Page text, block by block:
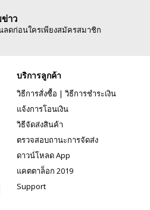
าว
ดก่อนใครเพียงสมัครสมาชิก
บริการลูกค้า
วิธีการสั่งซื้อ | วิธีการชำระเงิน
แจ้งการโอนเงิน
วิธีจัดส่งสินค้า
ตรวจสอบถานะการจัดส่ง
ดาวน์โหลด App
แคตตาล็อก 2019
Support